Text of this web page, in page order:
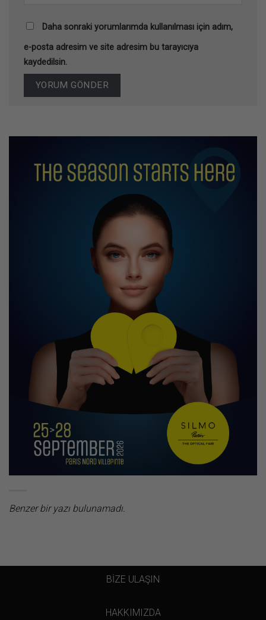
Daha sonraki yorumlarımda kullanılması için adım,
e-posta adresim ve site adresim bu tarayıcıya
kaydedilsin.
Benzer bir yazı bulunamadı.
BİZE ULAŞIN
HAKKIMIZDA